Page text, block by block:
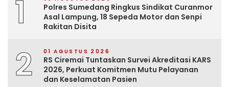
1
Polres Sumedang Ringkus Sindikat Curanmor
Asal Lampung, 18 Sepeda Motor dan Senpi
Rakitan Disita
2 01 AGUSTUS 2026
RS Ciremai Tuntaskan Survei Akreditasi KARS
2026, Perkuat Komitmen Mutu Pelayanan
dan Keselamatan Pasien